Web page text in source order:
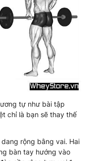
tự như bài tập
chỉ là bạn sẽ thay thế
rộng bằng vai. Hai
bàn tay hướng vào